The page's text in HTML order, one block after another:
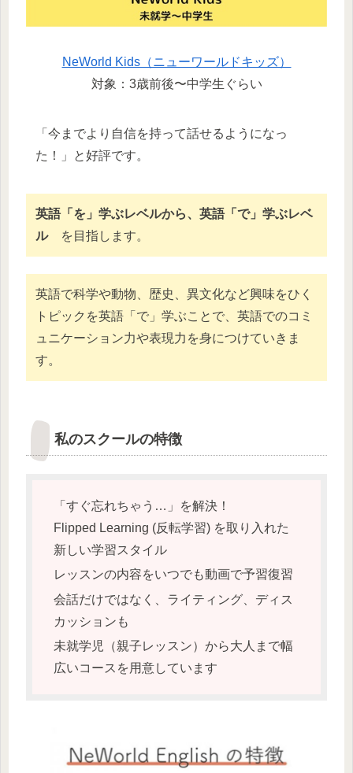
NeWorld Kids（ニューワールドキッズ）
対象：3歳前後〜中学生ぐらい
「今までより自信を持って話せるようになっ
た！」と好評です。
英語「を」学ぶレベルから、英語「で」学ぶレベ
ルを目指します。
英語で科学や動物、歴史、異文化など興味をひく
トピックを英語「で」学ぶことで、英語でのコミ
ュニケーション力や表現力を身につけていきま
す。
私のスクールの特徴
「すぐ忘れちゃう…」を解決！
Flipped Learning (反転学習) を取り入れた
新しい学習スタイル
レッスンの内容をいつでも動画で予習復習
会話だけではなく、ライティング、ディス
カッションも
未就学児（親子レッスン）から大人まで幅
広いコースを用意しています